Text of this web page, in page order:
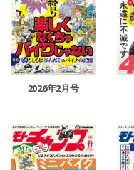
2026年2月号